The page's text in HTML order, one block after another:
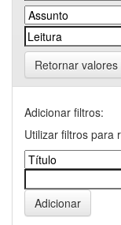
Retornar valores
Adicionar filtros:
Utilizar filtros para